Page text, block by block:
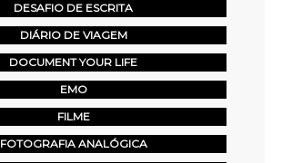
DESAFIO DE ESCRITA
DIÁRIO DE VIAGEM
DOCUMENT YOUR LIFE
EMO
FILME
FOTOGRAFIA ANALÓGICA